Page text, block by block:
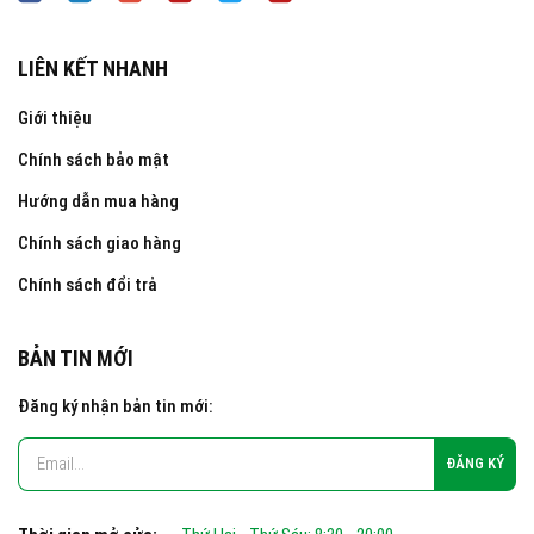
LIÊN KẾT NHANH
Giới thiệu
Chính sách bảo mật
Hướng dẫn mua hàng
Chính sách giao hàng
Chính sách đổi trả
BẢN TIN MỚI
Đăng ký nhận bản tin mới: